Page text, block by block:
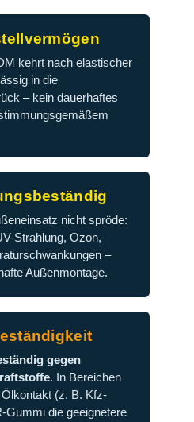
kehrt nach elastischer
in die
– kein dauerhaftes
nicht spröde:
Strahlung, Ozon,
–
Außenmontage.
gegen
. In Bereichen
(z. B. Kfz-
Gummi die geeignetere